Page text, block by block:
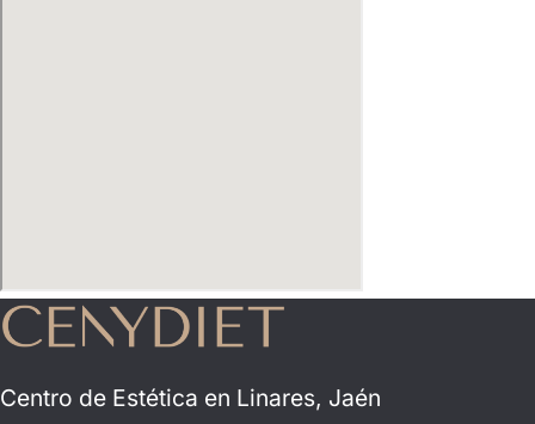
Centro de Estética en Linares, Jaén